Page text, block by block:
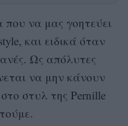
που να μας γοητεύει
και ειδικά όταν
Ως απόλυτες
να μην κάνουν
στυλ της Pernille